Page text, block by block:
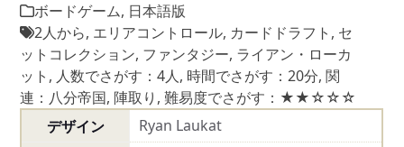
ボードゲーム, 日本語版
2人から, エリアコントロール, カードドラフト , セ
ットコレクション, ファンタジー, ライアン・ローカ
ット , 人数でさがす：4人, 時間でさがす：20分,関
連：八分帝国,陣取り ,難易度でさがす：★★☆☆☆
デザイン
Ryan Laukat